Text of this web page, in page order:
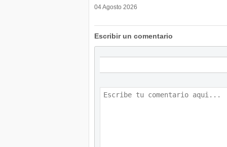
04 Agosto 2026
Escribir un comentario